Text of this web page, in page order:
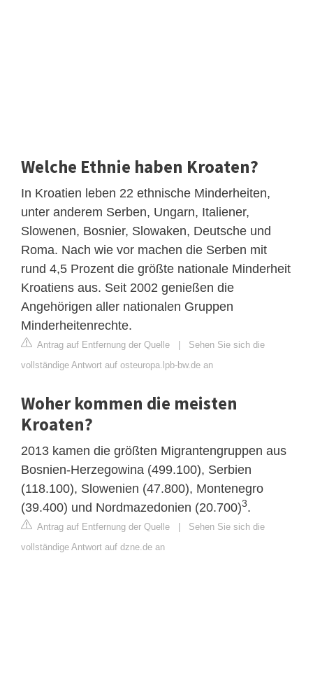
Welche Ethnie haben Kroaten?
In Kroatien leben 22 ethnische Minderheiten,
unter anderem Serben, Ungarn, Italiener,
Slowenen, Bosnier, Slowaken, Deutsche und
Roma. Nach wie vor machen die Serben mit
rund 4,5 Prozent die größte nationale Minderheit
Kroatiens aus. Seit 2002 genießen die
Angehörigen aller nationalen Gruppen
Minderheitenrechte.
Antrag auf Entfernung der Quelle
Sehen Sie sich die
vollständige Antwort auf osteuropa.lpb-bw.de an
Woher kommen die meisten
Kroaten?
2013 kamen die größten Migrantengruppen aus
Bosnien-Herzegowina (499.100), Serbien
(118.100), Slowenien (47.800), Montenegro
(39.400) und Nordmazedonien (20.700)3.
Antrag auf Entfernung der Quelle
Sehen Sie sich die
vollständige Antwort auf dzne.de an